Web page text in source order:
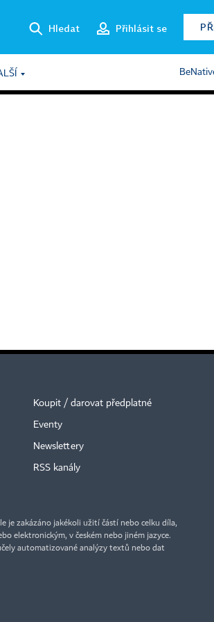
Hledat Přihlásit se
Koupit / darovat předplatné
Eventy
Newslettery
RSS kanály
je zakázáno jakékoli užití částí nebo celku díla,
elektronickým, v českém nebo jiném jazyce.
automatizované analýzy textů nebo dat